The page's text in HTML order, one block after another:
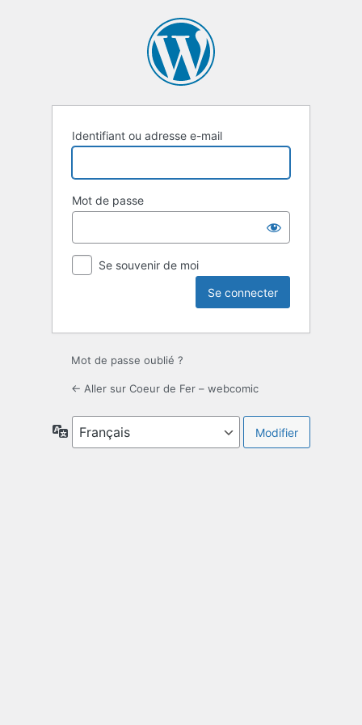
Identifiant ou adresse e-mail
Mot de passe
Se souvenir de moi
Mot de passe oublié ?
← Aller sur Coeur de Fer – webcomic
Langue